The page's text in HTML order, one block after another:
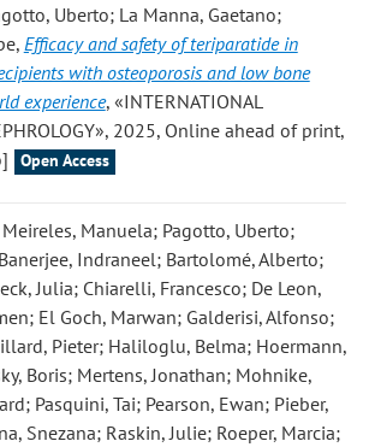
Uberto; La Manna, Gaetano;
, Efficacy and safety of teriparatide in
with osteoporosis and low bone
experience, «INTERNATIONAL
2025, Online ahead of print,
Open Access
Manuela; Pagotto, Uberto;
Indraneel; Bartolomé, Alberto;
Julia; Chiarelli, Francesco; De Leon,
El Goch, Marwan; Galderisi, Alfonso;
Pieter; Haliloglu, Belma; Hoermann,
Boris; Mertens, Jonathan; Mohnike,
Pasquini, Tai; Pearson, Ewan; Pieber,
Snezana; Raskin, Julie; Roeper, Marcia;